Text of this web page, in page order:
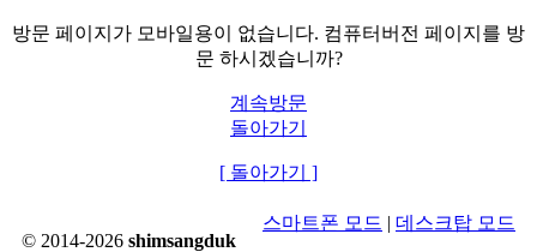
방문 페이지가 모바일용이 없습니다. 컴퓨터버전 페이지를 방
문 하시겠습니까?
계속방문
돌아가기
[ 돌아가기 ]
© 2014-2026 shimsangduk
스마트폰 모드 | 데스크탑 모드